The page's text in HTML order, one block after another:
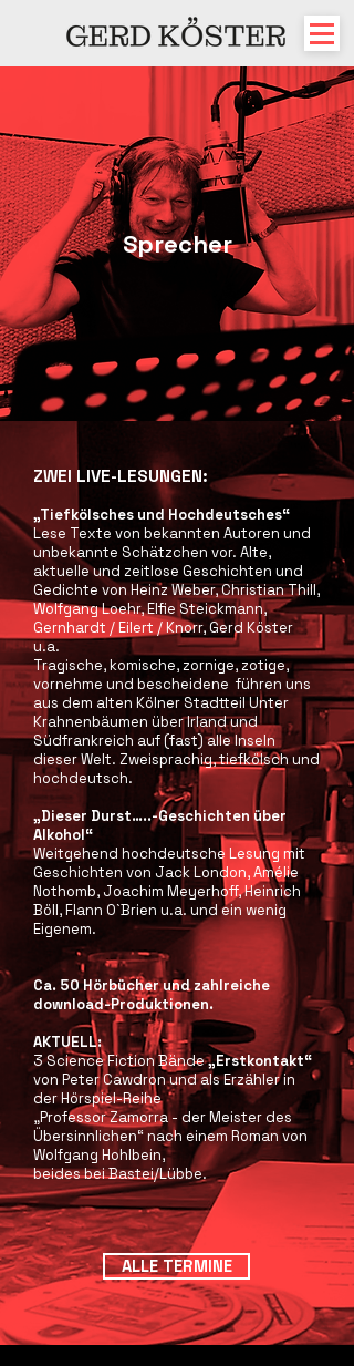
Sprecher
ZWEI LIVE-LESUNGEN:
„Tiefkölsches und Hochdeutsches“
Lese Texte von bekannten Autoren und
unbekannte Schätzchen vor. Alte,
aktuelle und zeitlose Geschichten und
Gedichte von Heinz Weber, Christian Thill,
Wolfgang Loehr, Elfie Steickmann,
Gernhardt / Eilert / Knorr, Gerd Köster
u.a.
Tragische, komische, zornige, zotige,
vornehme und bescheidene führen uns
aus dem alten Kölner Stadtteil Unter
Krahnenbäumen über Irland und
Südfrankreich auf (fast) alle Inseln
dieser Welt. Zweisprachig, tiefkölsch und
hochdeutsch.
„Dieser Durst…..-Geschichten über
Alkohol“
Weitgehend hochdeutsche Lesung mit
Geschichten von Jack London, Amélie
Nothomb, Joachim Meyerhoff, Heinrich
Böll, Flann O`Brien u.a. und ein wenig
Eigenem.
Ca. 50 Hörbücher und zahlreiche
download-Produktionen.
AKTUELL:
3 Science Fiction Bände„Erstkontakt“
von Peter Cawdron und als Erzähler in
der Hörspiel-Reihe
„Professor Zamorra - der Meister des
Übersinnlichen“ nach einem Roman von
Wolfgang Hohlbein,
beides bei Bastei/Lübbe.
ALLE TERMINE